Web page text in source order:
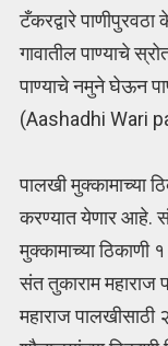
टँकरद्वारे
गावातील पाण्याचे
पाण्याचे नमुने घेऊन
(Aashadhi Wari
पालखी मुक्कामाच्या
करण्यात येणार आहे.
मुक्कामाच्या
संत तुकाराम महाराज
महाराज